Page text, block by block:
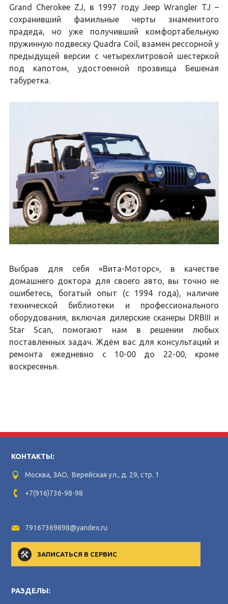
Grand Cherokee ZJ, в 1997 году Jeep Wrangler TJ –
сохранивший фамильные черты знаменитого
прадеда, но уже получивший комфортабельную
пружинную подвеску Quadra Coil, взамен рессорной у
предыдущей версии с четырехлитровой шестеркой
под капотом, удостоенной прозвища Бешеная
табуретка.
Выбрав для себя «Вита-Моторс», в качестве
домашнего доктора для своего авто, вы точно не
ошибетесь, богатый опыт (с 1994 года), наличие
технической библиотеки и профессионального
оборудования, включая дилерские сканеры DRBIII и
Star Scan, помогают нам в решении любых
поставленных задач. Ждём вас для консультаций и
ремонта ежедневно с 10-00 до 22-00, кроме
воскресенья.
КОНТАКТЫ:
Москва, ЗАО, Верейская ул., д. 29, стр. 1
+7(916)736-98-98
79167369898@yandex.ru
ЗАПИСАТЬСЯ В СЕРВИС
РАЗДЕЛЫ: